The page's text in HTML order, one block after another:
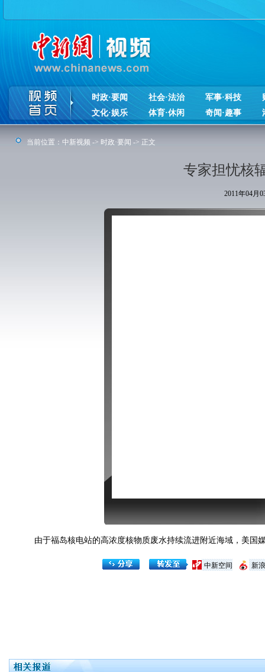
时政·要闻 社会·法治 军事·科技
文化·娱乐
体育·休闲 奇闻·趣事
当前位置： 中新视频 -> 时政·要闻 -> 正文
专家担忧核
2011年04月
由于福岛核电站的高浓度核物质废水持续流进附近海域，美国
新
中新空间